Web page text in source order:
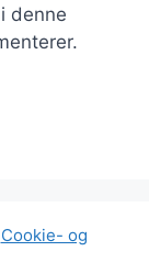
denne
Cookie- og